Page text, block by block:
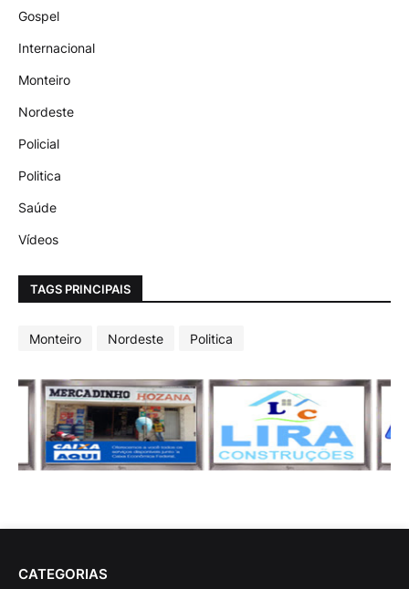
Gospel
Internacional
Monteiro
Nordeste
Policial
Politica
Saúde
Vídeos
TAGS PRINCIPAIS
Monteiro Nordeste Politica
CATEGORIAS